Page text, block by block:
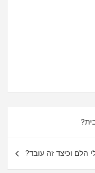
הלם וכיצד זה עובד?